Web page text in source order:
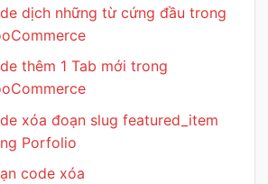
dịch những từ cứng đầu trong
thêm 1 Tab mới trong
xóa đoạn slug featured_item
Porfolio
code xóa